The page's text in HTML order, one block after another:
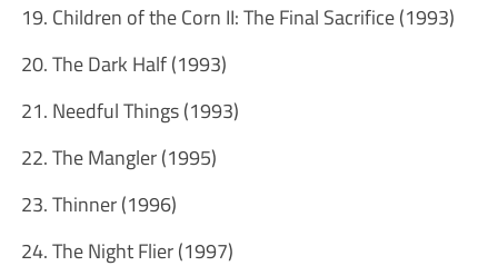
19. Children of the Corn II: The Final Sacrifice (1993)
20. The Dark Half (1993)
21. Needful Things (1993)
22. The Mangler (1995)
23. Thinner (1996)
24. The Night Flier (1997)